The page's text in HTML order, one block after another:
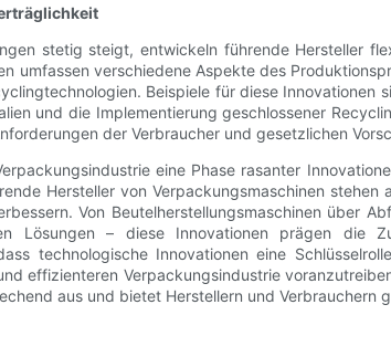
stetig steigt, entwickeln führende Hersteller
umfassen verschiedene Aspekte des
Beispiele für diese
und die Implementierung geschlossener
der Verbraucher und gesetzlichen
eine Phase rasanter
Hersteller von Verpackungsmaschinen
Von Beutelherstellungsmaschinen über
Lösungen – diese Innovationen prägen die
technologische Innovationen eine
effizienteren Verpackungsindustrie
aus und bietet Herstellern und Verbrauchern